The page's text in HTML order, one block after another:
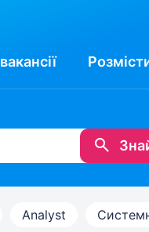
вакансії
Analyst